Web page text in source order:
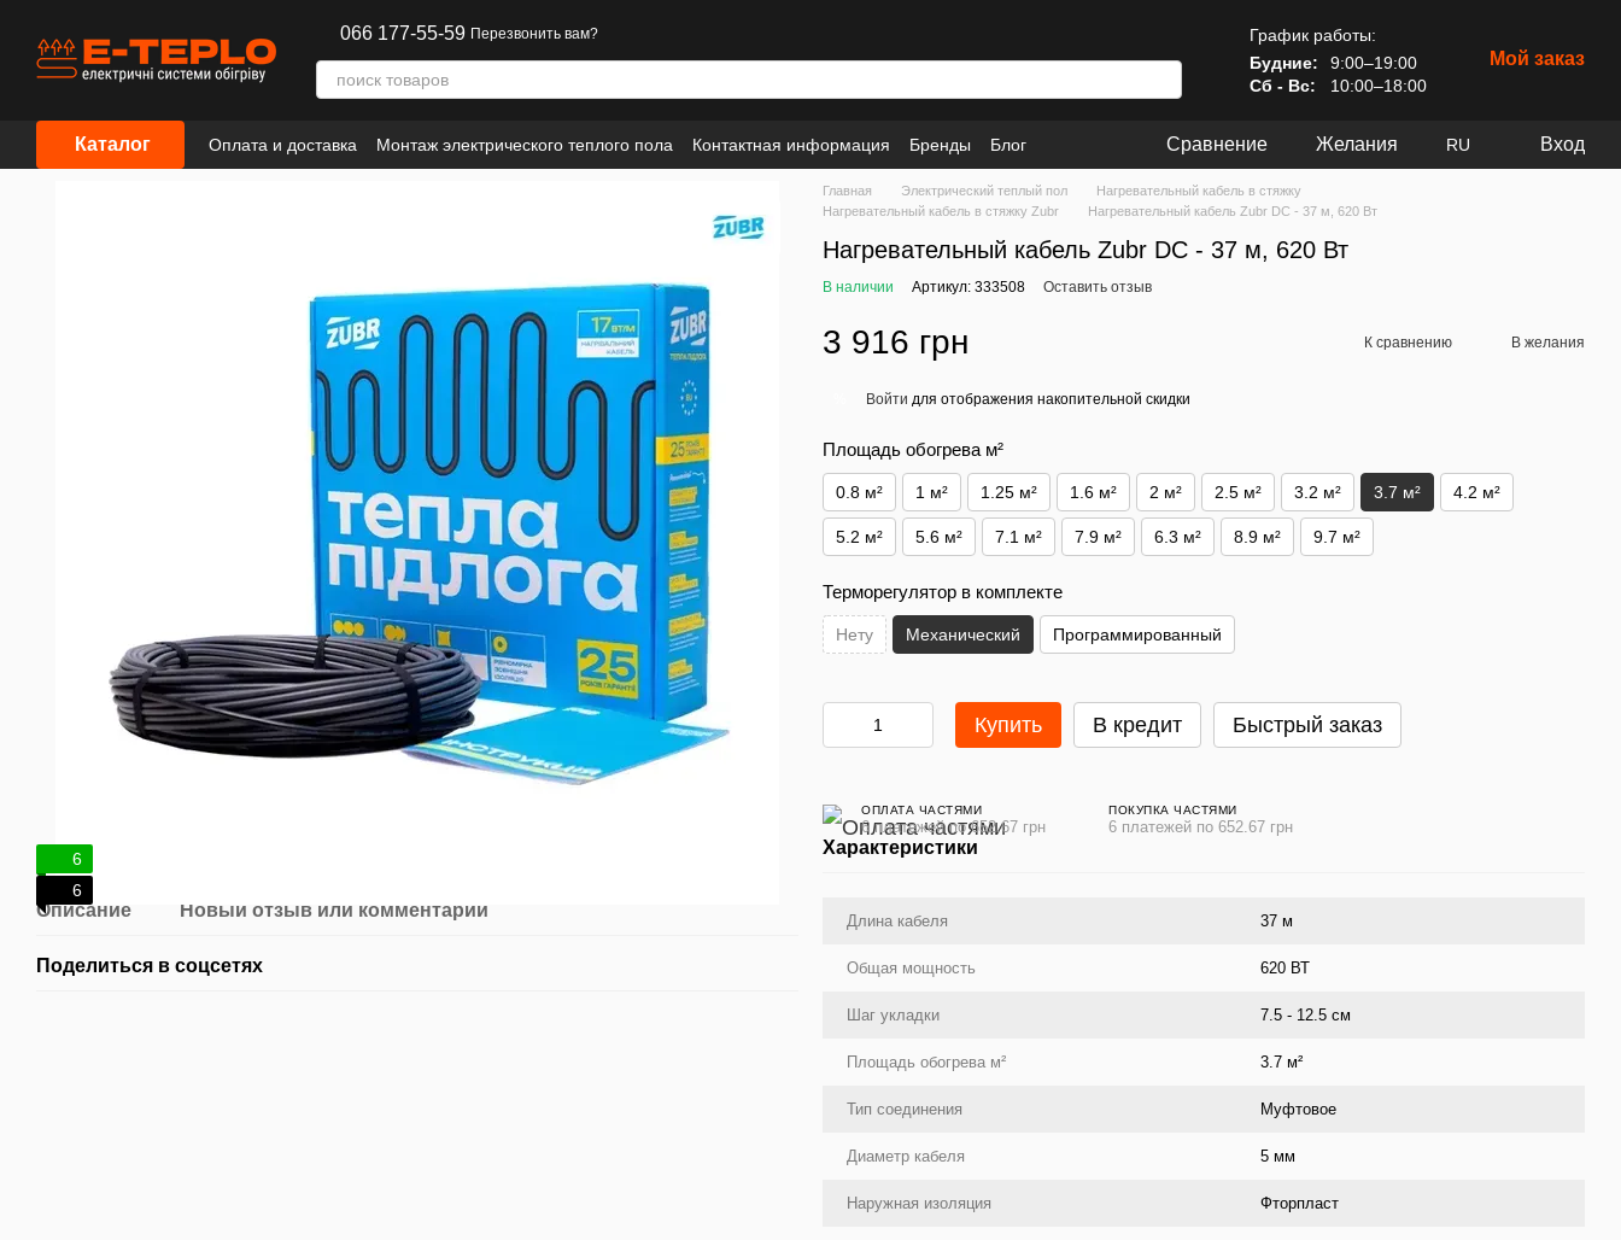
066 177-55-59 Перезвонить вам?
График работы:
Будние:
9:00–19:00
Сб - Вс:
10:00–18:00
Мой заказ
Каталог Оплата и доставка Монтаж электрического теплого пола Контактная информация Бренды
Блог
Сотрудничество
Информация
Сравнение Желания RU Вход
6
6
Описание Новый отзыв или комментарий
Поделиться в соцсетях
Главная Электрический теплый пол
Нагревательный кабель в стяжку
Нагревательный кабель в стяжку Zubr
Нагревательный кабель Zubr DC - 37 м, 620 Вт
Нагревательный кабель Zubr DC - 37 м, 620 Вт
В наличии Артикул: 333508 Оставить отзыв
3 916 грн К сравнению В желания
Войти для отображения накопительной скидки
Площадь обогрева м²
0.8 м² 1 м² 1.25 м² 1.6 м² 2 м² 2.5 м² 3.2 м² 3.7 м² 4.2 м²
5.2 м² 5.6 м² 7.1 м² 7.9 м² 6.3 м² 8.9 м² 9.7 м²
Терморегулятор в комплекте
Нету Механический Программированный
Купить В кредит Быстрый заказ
ОПЛАТА ЧАСТЯМИ
6 платежей по 652.67 грн
ПОКУПКА ЧАСТЯМИ
6 платежей по 652.67 грн
Характеристики
Длина кабеля 37 м
Общая мощность 620 ВТ
Шаг укладки 7.5 - 12.5 см
Площадь обогрева м² 3.7 м²
Тип соединения Муфтовое
Диаметр кабеля 5 мм
Наружная изоляция Фторпласт